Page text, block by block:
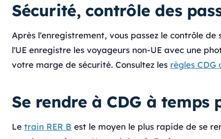
Sécurité, contrôle des
Après l'enregistrement, vous passez le contrôle
l'UE enregistre les voyageurs non-UE avec une
votre marge de sécurité. Consultez les règles CDG
Se rendre à CDG à
Le train RER B est le moyen le plus rapide de se